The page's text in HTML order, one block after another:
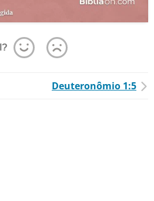
Deuteronômio 1:5